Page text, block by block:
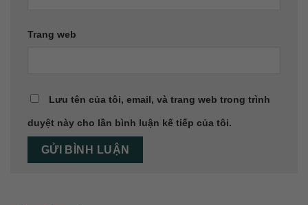
Trang web
Lưu tên của tôi, email, và trang web trong trình
duyệt này cho lần bình luận kế tiếp của tôi.